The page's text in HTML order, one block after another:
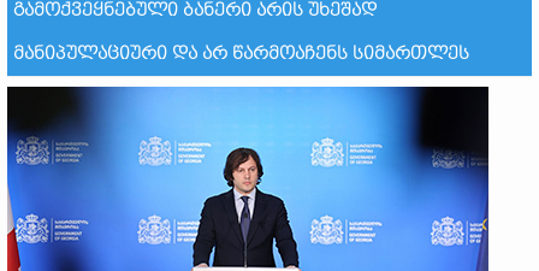
ᲒᲐᲛᲝᲥᲕᲔᲧᲜᲔᲑᲣᲚᲘ ᲑᲐᲜᲔᲠᲘ ᲐᲠᲘᲡ ᲣᲮᲔᲨᲐᲓ
ᲛᲐᲜᲘᲞᲣᲚᲐᲪᲘᲣᲠᲘ ᲓᲐ ᲐᲠ ᲬᲐᲠᲛᲝᲐᲩᲔᲜᲡ ᲡᲘᲛᲐᲠᲗᲚᲔᲡ